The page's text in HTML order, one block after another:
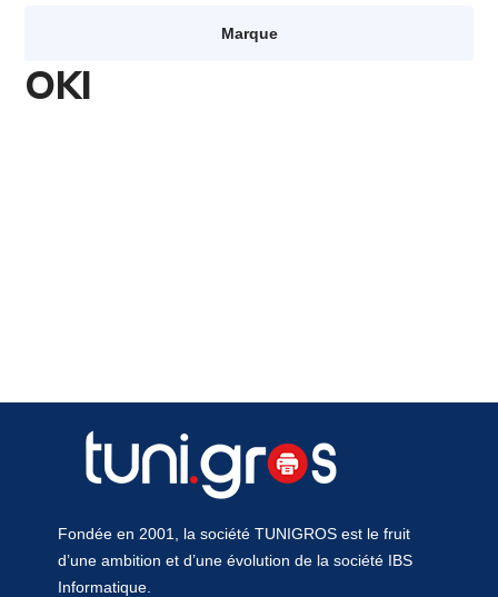
Marque
OKI
Fondée en 2001, la société TUNIGROS est le fruit
d’une ambition et d’une évolution de la société IBS
Informatique.